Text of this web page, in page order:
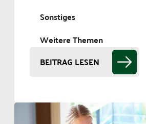
Sonstiges
Weitere Themen
BEITRAG LESEN